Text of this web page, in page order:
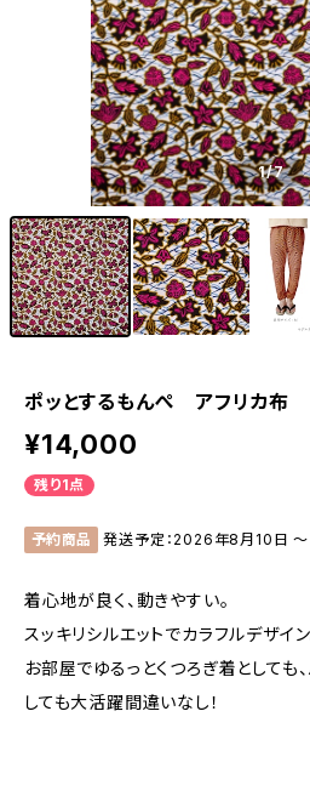
1/7
ポッとするもんぺ アフリカ
¥14,000
残り1点
予約商品 発送予定：2026年8月10日
着心地が良く、動きやすい。
スッキリシルエットでカラフルデザイン
お部屋でゆるっとくつろぎ着としても
しても大活躍間違いなし！